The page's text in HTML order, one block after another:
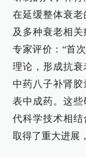
在延缓整体衰
及多种衰老相
专家评价：“首
理论，形成抗衰
中药八子补肾
表中成药。这
代科学技术相
取得了重大进展